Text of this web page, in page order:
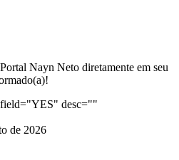
Nayn Neto diretamente em seu
desc=""
de 2026